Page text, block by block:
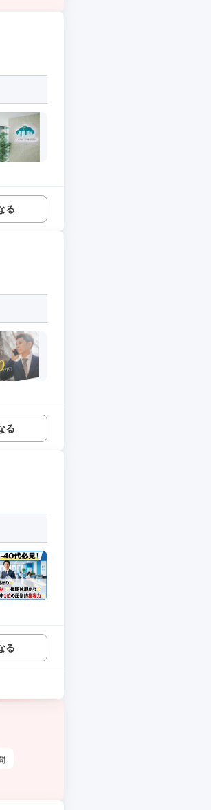
る
る
る